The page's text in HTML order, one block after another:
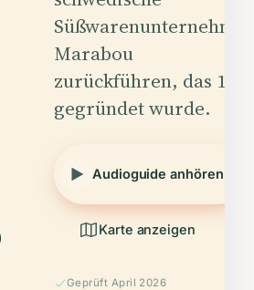
Marabou
zurückführen, das 1916
gegründet wurde.
Audioguide anhören
Karte anzeigen
Geprüft April 2026